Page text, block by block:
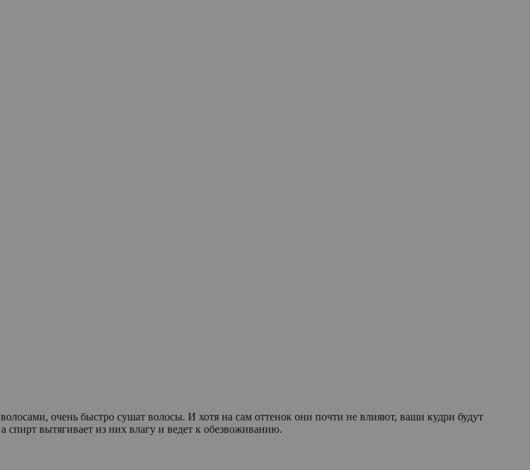
волосами, очень быстро сушат волосы. И хотя на сам оттенок они почти не влияют, ваши кудри будут
вытягивает из них влагу и ведет к обезвоживанию.